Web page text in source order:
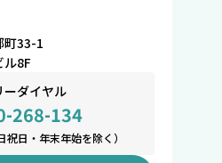
町33-1
ル8F
ーダイヤル
268-134
日・年末年始を除く）